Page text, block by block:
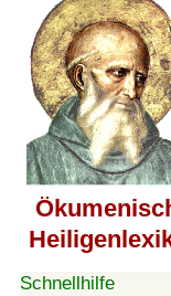
Schnellhilfe